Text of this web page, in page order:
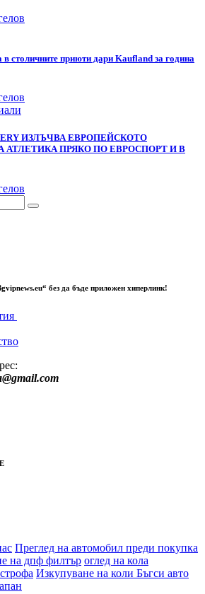
в столичните приюти дари Kaufland за година
ИЗЛЪЧВА ЕВРОПЕЙСКОТО
АТЛЕТИКА ПРЯКО ПО ЕВРОСПОРТ И В
без да бъде приложен хиперлинк!
Преглед на автомобил преди покупка
на дпф филтър оглед на кола
Изкупуване на коли Бъгси авто